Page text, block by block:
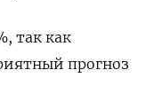
так как
прогноз